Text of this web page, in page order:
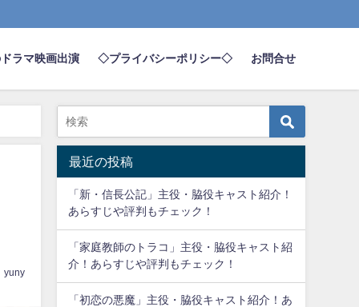
ラマ映画出演 ◇プライバシーポリシー◇ お問合せ
yuny
最近の投稿
「新・信長公記」主役・脇役キャスト紹介！
あらすじや評判もチェック！
「家庭教師のトラコ」主役・脇役キャスト紹
介！あらすじや評判もチェック！
「初恋の悪魔」主役・脇役キャスト紹介！あ